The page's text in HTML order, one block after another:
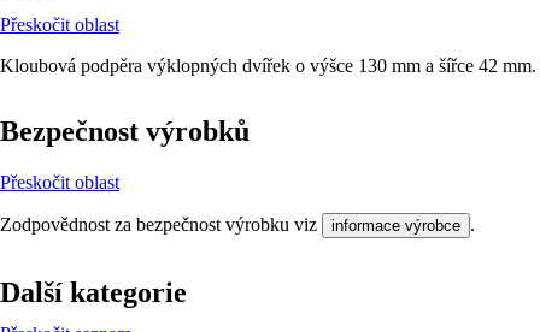
Přeskočit oblast
Kloubová podpěra výklopných dvířek o výšce 130 mm a šířce 42 mm.
Bezpečnost výrobků
Přeskočit oblast
Zodpovědnost za bezpečnost výrobku viz informace výrobce .
Další kategorie